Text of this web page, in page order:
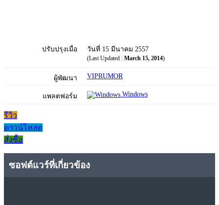
ปรับปรุงเมื่อ วันที่ 15 มีนาคม 2557
(Last Updated : March 15, 2014)
ผู้พัฒนา VIPRUMOR
แพลตฟอร์ม Windows
รีวิว
ดาวน์โหลด
สั่งซื้อ
ซอฟต์แวร์ที่เกี่ยวข้อง